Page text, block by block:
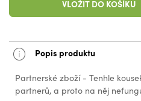
VLOŽIT DO KOŠÍKU
Popis produktu
Partnerské zboží - Tenhle
partnerů, a proto na něj